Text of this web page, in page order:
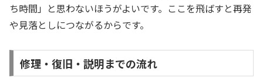
ち時間」と思わないほうがよいです。ここを飛ばすと再発
や見落としにつながるからです。
修理・復旧・説明までの流れ